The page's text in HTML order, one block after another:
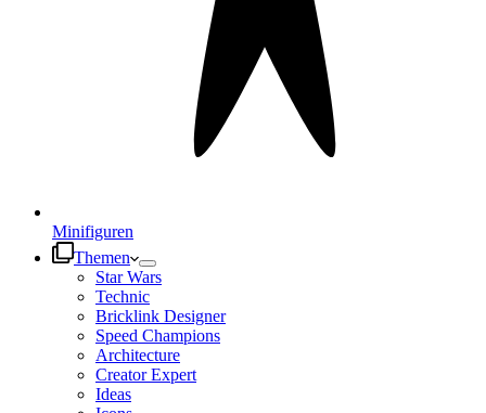
Minifiguren
Themen
Star Wars
Technic
Bricklink Designer
Speed Champions
Architecture
Creator Expert
Ideas